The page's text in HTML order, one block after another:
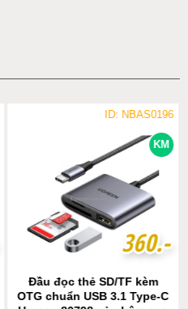
KM
ID: NBAS0196
360.-
360.-
Đầu đọc thẻ SD/TF kèm
OTG chuẩn USB 3.1 Type-C